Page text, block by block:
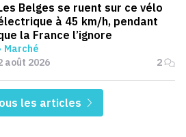
Belges se ruent sur ce vélo
à 45 km/h, pendant
la France l’ignore
Marché
août 2026
2
les articles